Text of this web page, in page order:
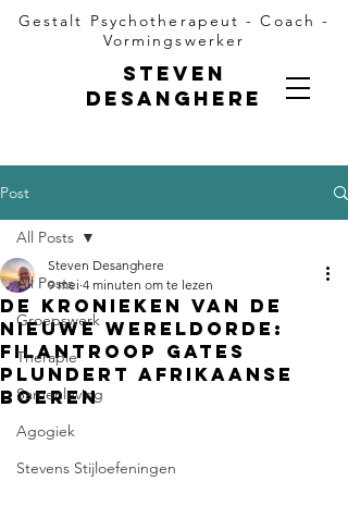
Steven
Desanghere
Gestalt Psychotherapeut - Coach -
Vormingswerker
Post
All Posts
Groepswerk
Therapie
Samenleving
Agogiek
Stevens Stijloefeningen
All Posts
de Kronieken van de
Nieuwe Wereldorde:
Filantroop Gates
plundert afrikaanse
boeren
Steven Desanghere
9 mei 4 minuten om te lezen